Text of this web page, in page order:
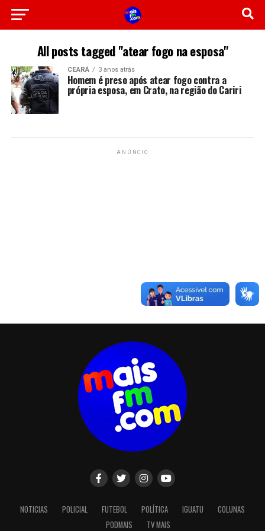
All posts tagged "atear fogo na esposa"
CEARÁ 3 anos atrás
Homem é preso após atear fogo contra a
própria esposa, em Crato, na região do Cariri
ANÚNCIO
NOTICIAS POLICIAL FUTEBOL POLÍTICA IGUATU
COLUNAS
PODMAIS
TV MAIS